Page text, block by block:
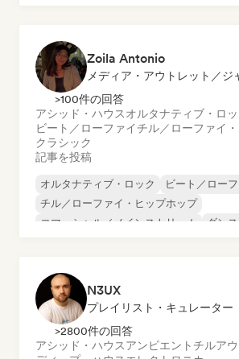
Zoila Antonio
メディア・アウトレット／ジ
>100件の回答
アシッド・ハウスオルタナティブ・ロッ
ビート／ローファイチル／ローファイ
クラシック
記事を投稿
オルタナティブ・ロック
ビート／ロー
チル／ローファイ・ヒップホップ
コマーシャル／メインストリーム
ダン
N3UX
プレイリスト・キュレーター
>2800件の回答
アシッド・ハウスアンビエント チルアウ